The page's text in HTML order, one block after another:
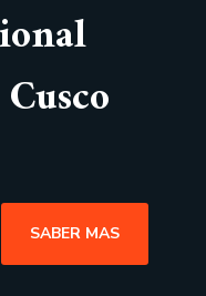
SABER MAS